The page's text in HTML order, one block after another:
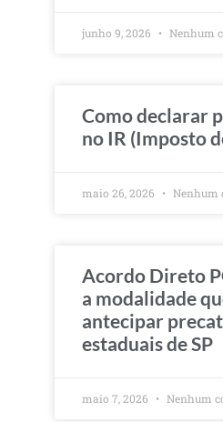
junho 9, 2026 Nenhum
Como declarar
no IR (Imposto
maio 26, 2026 Nenhum
Acordo Direto
a modalidade
antecipar
estaduais de SP
maio 7, 2026 Nenhum